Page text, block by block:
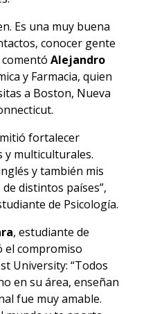
Es una muy buena
conocer gente
Alejandro
y Farmacia, quien
a Boston, Nueva
fortalecer
y multiculturales.
y también mis
distintos países”,
de Psicología.
, estudiante de
el compromiso
University: “Todos
en su área, enseñan
fue muy amable.